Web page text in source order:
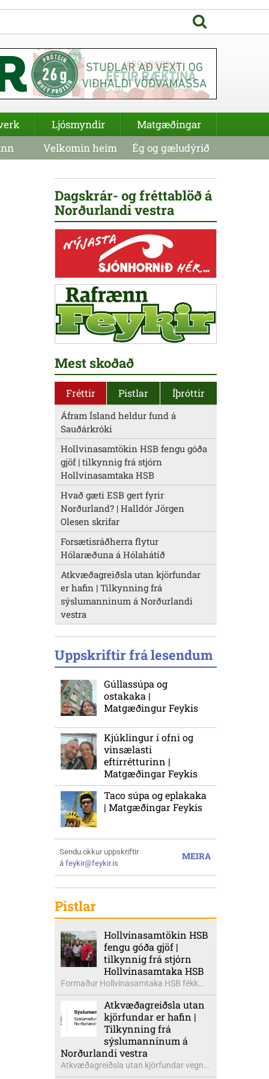
Dagskrár- og fréttablöð á
Norðurlandi vestra
Mest skoðað
Fréttir Pistlar Íþróttir
Áfram Ísland heldur fund á
Sauðárkróki
Hollvinasamtökin HSB fengu góða
gjöf | tilkynnig frá stjórn
Hollvinasamtaka HSB
Hvað gæti ESB gert fyrir
Norðurland? | Halldór Jörgen
Olesen skrifar
Forsætisráðherra flytur
Hólaræðuna á Hólahátíð
Atkvæðagreiðsla utan kjörfundar
er hafin | Tilkynning frá
sýslumanninum á Norðurlandi
vestra
Uppskriftir frá lesendum
Gúllassúpa og
ostakaka |
Matgæðingur Feykis
Kjúklingur í ofni og
vinsælasti
eftirrétturinn |
Matgæðingar Feykis
Taco súpa og eplakaka
| Matgæðingar Feykis
MEIRA
Sendu okkur uppskriftir
á feykir@feykir.is
Pistlar
Hollvinasamtökin HSB
fengu góða gjöf |
tilkynnig frá stjórn
Hollvinasamtaka HSB
Formaður Hollvinasamtaka HSB fékk
heldur betur góða heimsók þann 5.
ágúst síðastliðinn. Þarna voru mættar
þær Ingibjörg á Auðólfsstöðum
formaður Kvenfélags
Bólstaðarhlíðarhrepps og Guðrún á
Auðkúlu formaður Kvenfélags
Svínavatnshrepps. Afhentu þær
Atkvæðagreiðsla utan
kjörfundar er hafin |
Tilkynning frá
sýslumanninum á
Norðurlandi vestra
Atkvæðagreiðsla utan kjörfundar vegna
Ljósmyndir
Matgæðingar
Velkomin heim Ég og gæludýrið